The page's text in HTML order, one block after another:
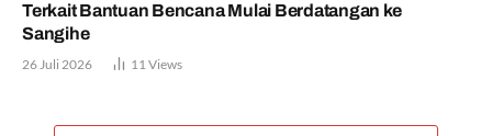
Terkait Bantuan Bencana Mulai Berdatangan ke
Sangihe
26 Juli 2026 11Views